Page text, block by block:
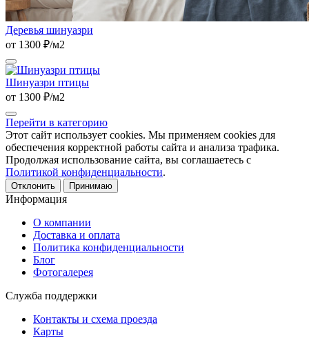
Деревья шинуазри
от 1300 ₽/м2
Шинуазри птицы
от 1300 ₽/м2
Перейти в категорию
Этот сайт использует cookies. Мы применяем cookies для
обеспечения корректной работы сайта и анализа трафика.
Продолжая использование сайта, вы соглашаетесь с
Политикой конфиденциальности.
Отклонить Принимаю
Информация
О компании
Доставка и оплата
Политика конфиденциальности
Блог
Фотогалерея
Служба поддержки
Контакты и схема проезда
Карты